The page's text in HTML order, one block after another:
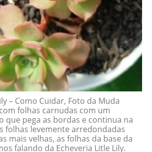
– Como Cuidar, Foto da Muda
folhas carnudas com um
que pega as bordas e continua na
folhas levemente arredondadas
mais velhas, as folhas da base da
falando da Echeveria Litle Lily.